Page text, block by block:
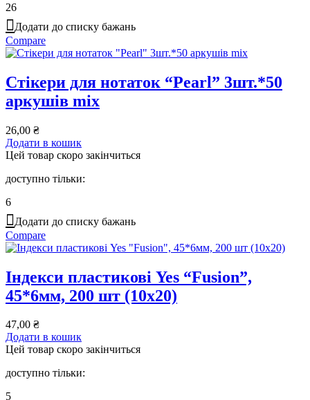
26
Додати до списку бажань
Compare
Стікери для нотаток “Pearl” 3шт.*50
аркушів mix
26,00 ₴
Додати в кошик
Цей товар скоро закінчиться
доступно тільки:
6
Додати до списку бажань
Compare
Індекси пластикові Yes “Fusion”,
45*6мм, 200 шт (10х20)
47,00 ₴
Додати в кошик
Цей товар скоро закінчиться
доступно тільки:
5